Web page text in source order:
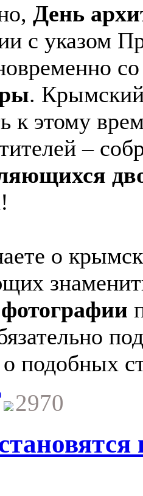
День
с указом
.
к этому
–
о
фотографии
подобных
2970